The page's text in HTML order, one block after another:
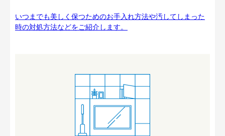
いつまでも美しく保つためのお手入れ方法や汚してしまった
時の対処方法などをご紹介します。